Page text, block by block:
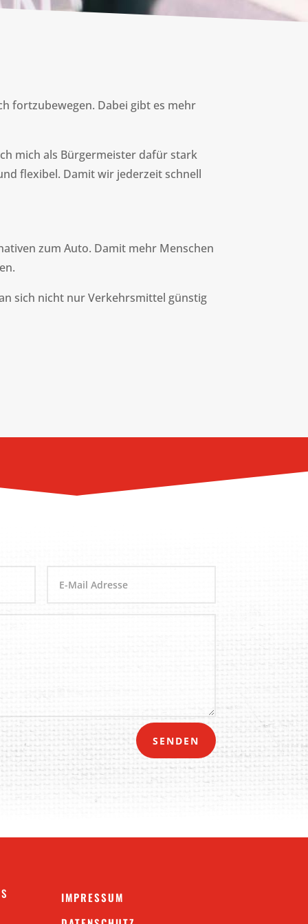
fortzubewegen. Dabei gibt es mehr
mich als Bürgermeister dafür stark
flexibel. Damit wir jederzeit schnell
zum Auto. Damit mehr Menschen
sich nicht nur Verkehrsmittel günstig
SENDEN
IMPRESSUM